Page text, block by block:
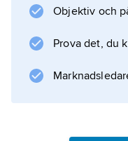
Objektiv och
Prova det, du